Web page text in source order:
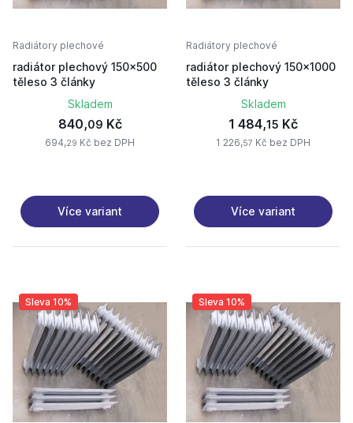
Radiátory plechové
radiátor plechový 150x500
těleso 3 články
Skladem
840,09 Kč
694,29 Kč bez DPH
Více variant
Radiátory plechové
radiátor plechový 150x1000
těleso 3 články
Skladem
1 484,15 Kč
1 226,57 Kč bez DPH
Více variant
Sleva 10% Sleva 10%